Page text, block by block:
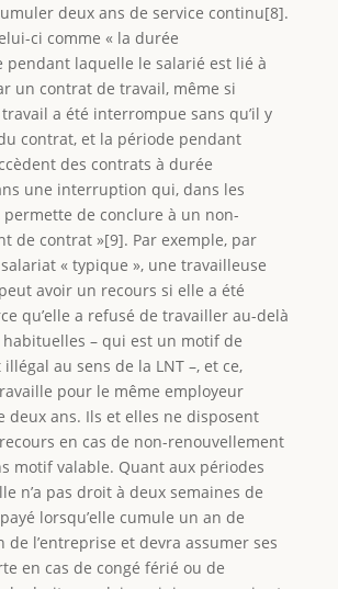
deux ans de service continu[8].
ci comme « la durée
laquelle le salarié est lié à
un contrat de travail, même si
travail a été interrompue sans qu’il y
contrat, et la période pendant
des contrats à durée
une interruption qui, dans les
permette de conclure à un non-
de contrat »[9]. Par exemple, par
« typique », une travailleuse
avoir un recours si elle a été
qu’elle a refusé de travailler au-delà
– qui est un motif de
au sens de la LNT –, et ce,
pour le même employeur
deux ans. Ils et elles ne disposent
en cas de non-renouvellement
motif valable. Quant aux périodes
n’a pas droit à deux semaines de
lorsqu’elle cumule un an de
de l’entreprise et devra assumer ses
en cas de congé férié ou de